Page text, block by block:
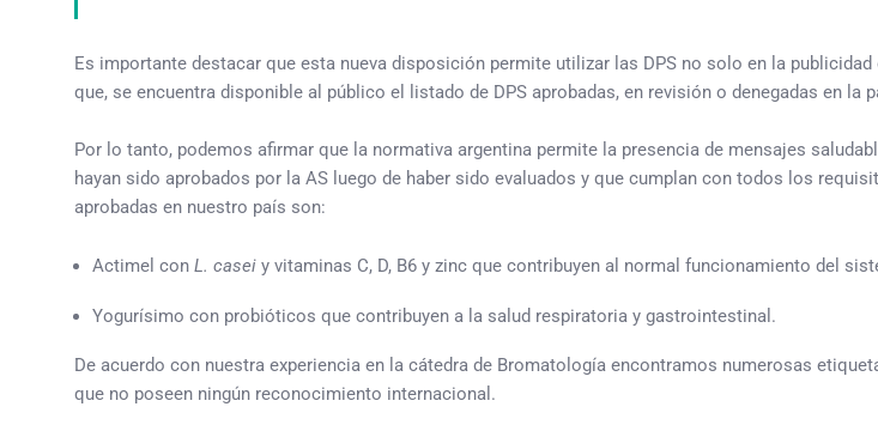
Es importante destacar que esta nueva disposición permite utilizar las DPS no solo en la
que, se encuentra disponible al público el listado de DPS aprobadas, en revisión o denegadas en la
Por lo tanto, podemos afirmar que la normativa argentina permite la presencia de mensajes
hayan sido aprobados por la AS luego de haber sido evaluados y que cumplan con todos los
aprobadas en nuestro país son:
Actimel con L. casei y vitaminas C, D, B6 y zinc que contribuyen al normal funcionamiento del
Yogurísimo con probióticos que contribuyen a la salud respiratoria y gastrointestinal.
De acuerdo con nuestra experiencia en la cátedra de Bromatología encontramos numerosas
que no poseen ningún reconocimiento internacional.